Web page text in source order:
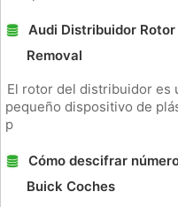
Audi Distribuidor Rotor
Removal
El rotor del distribuidor es
pequeño dispositivo de
p
Cómo descifrar
Buick Coches